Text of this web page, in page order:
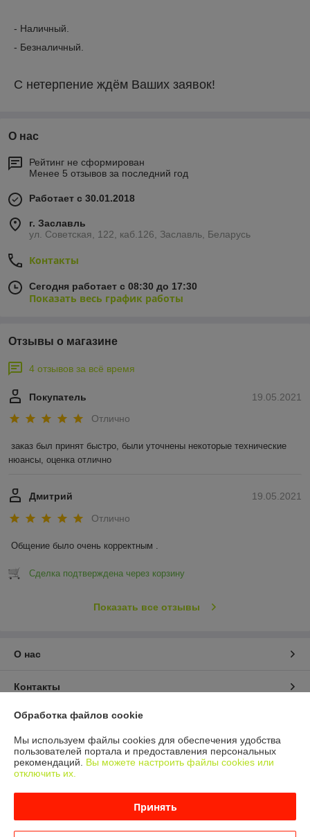
- Наличный.
- Безналичный.
С нетерпение ждём Ваших заявок!
О нас
Рейтинг не сформирован
Менее 5 отзывов за последний год
Работает с 30.01.2018
г. Заславль
ул. Советская, 122, каб.126, Заславль, Беларусь
Контакты
Сегодня работает с 08:30 до 17:30
Показать весь график работы
Отзывы о магазине
4 отзывов за всё время
19.05.2021
Покупатель
Отлично
заказ был принят быстро, были уточнены некоторые технические
нюансы, оценка отлично
19.05.2021
Дмитрий
Отлично
Общение было очень корректным .
Сделка подтверждена через корзину
Показать все отзывы
О нас
Контакты
Доставка и оплата
График работы
Политика обработки cookies
Обработка файлов cookie
Мы используем файлы cookies для обеспечения удобства
пользователей портала и предоставления персональных
рекомендаций. Вы можете настроить файлы cookies или
отключить их.
Принять